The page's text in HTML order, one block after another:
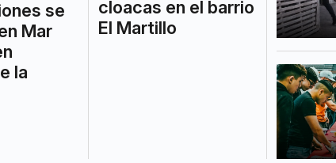
se
Mar
la
cloacas en el barrio
El Martillo